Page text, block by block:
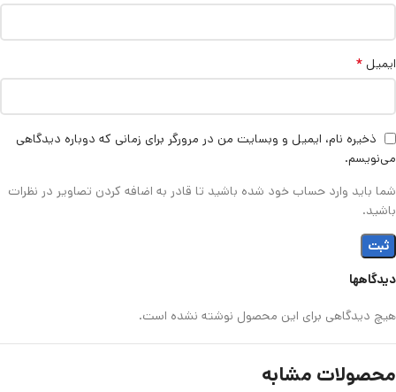
دیدگاهها
هیچ دیدگاهی برای این محصول نوشته نشده است.
ایمیل *
ذخیره نام، ایمیل و وبسایت من در مرورگر برای زمانی که دوباره دیدگاهی
می‌نویسم.
شما باید وارد حساب خود شده باشید تا قادر به اضافه کردن تصاویر در نظرات
باشید.
محصولات مشابه